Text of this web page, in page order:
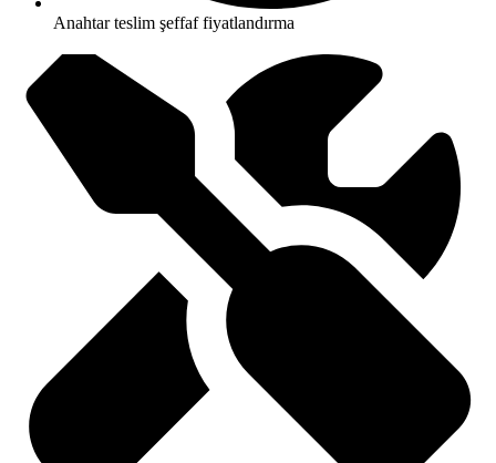
Anahtar teslim şeffaf fiyatlandırma